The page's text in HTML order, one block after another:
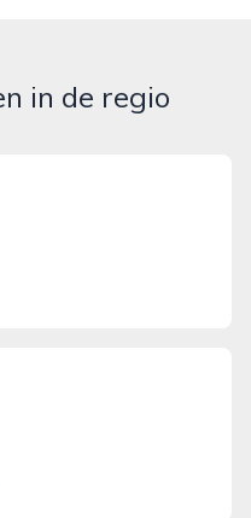
in de regio